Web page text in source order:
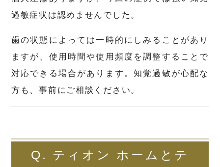
過敏症状は認めませんでした。
歯の状態によっては一時的にしみることがあり
ますが、使用時間や使用頻度を調整することで
対応できる場合があります。知覚過敏が心配な
方も、事前にご相談ください。
Q. ティオン ホームとテ